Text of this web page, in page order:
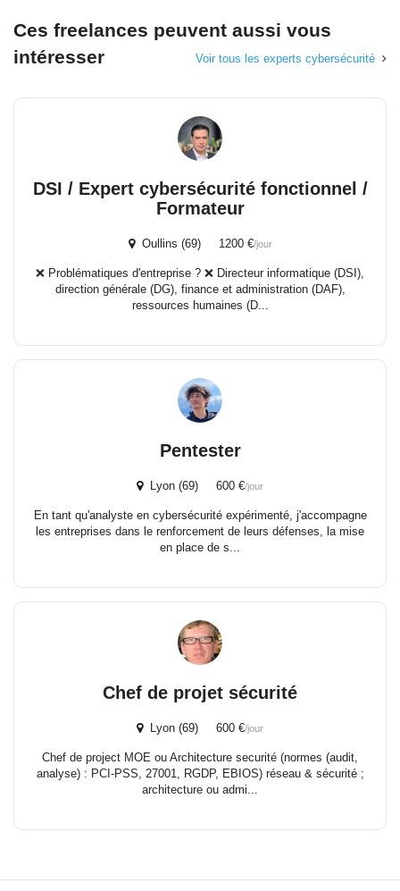
Ces freelances peuvent aussi vous
intéresser
Voir tous les experts cybersécurité
DSI / Expert cybersécurité fonctionnel /
Formateur
Oullins (69) 1200 €/jour
❌ Problématiques d'entreprise ? ❌ Directeur informatique (DSI),
direction générale (DG), finance et administration (DAF),
ressources humaines (D...
Pentester
Lyon (69) 600 €/jour
En tant qu'analyste en cybersécurité expérimenté, j'accompagne
les entreprises dans le renforcement de leurs défenses, la mise
en place de s...
Chef de projet sécurité
Lyon (69) 600 €/jour
Chef de project MOE ou Architecture securité (normes (audit,
analyse) : PCI-PSS, 27001, RGDP, EBIOS) réseau & sécurité ;
architecture ou admi...